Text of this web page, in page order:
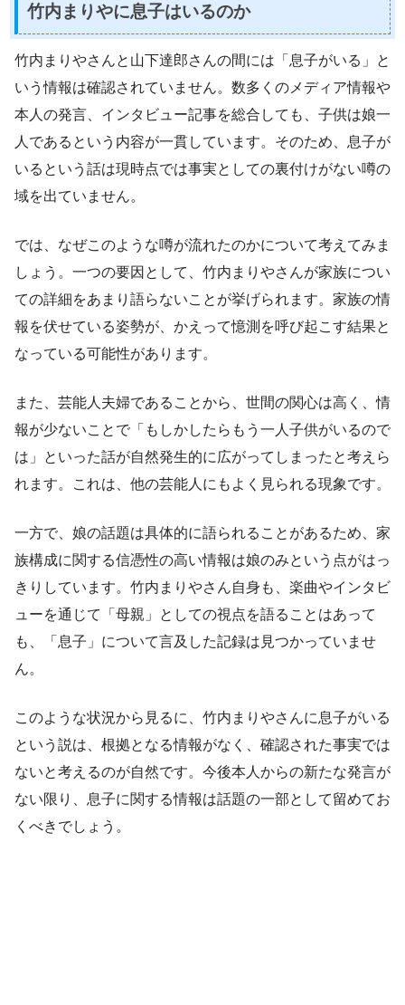
竹内まりやに息子はいるのか
竹内まりやさんと山下達郎さんの間には「息子がいる」と
いう情報は確認されていません。数多くのメディア情報や
本人の発言、インタビュー記事を総合しても、子供は娘一
人であるという内容が一貫しています。そのため、息子が
いるという話は現時点では事実としての裏付けがない噂の
域を出ていません。
では、なぜこのような噂が流れたのかについて考えてみま
しょう。一つの要因として、竹内まりやさんが家族につい
ての詳細をあまり語らないことが挙げられます。家族の情
報を伏せている姿勢が、かえって憶測を呼び起こす結果と
なっている可能性があります。
また、芸能人夫婦であることから、世間の関心は高く、情
報が少ないことで「もしかしたらもう一人子供がいるので
は」といった話が自然発生的に広がってしまったと考えら
れます。これは、他の芸能人にもよく見られる現象です。
一方で、娘の話題は具体的に語られることがあるため、家
族構成に関する信憑性の高い情報は娘のみという点がはっ
きりしています。竹内まりやさん自身も、楽曲やインタビ
ューを通じて「母親」としての視点を語ることはあって
も、「息子」について言及した記録は見つかっていませ
ん。
このような状況から見るに、竹内まりやさんに息子がいる
という説は、根拠となる情報がなく、確認された事実では
ないと考えるのが自然です。今後本人からの新たな発言が
ない限り、息子に関する情報は話題の一部として留めてお
くべきでしょう。